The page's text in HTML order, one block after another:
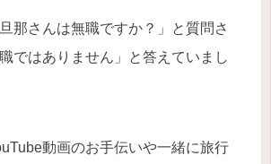
那さんは無職ですか？」と質問さ
ではありません」と答えていまし
動画のお手伝いや一緒に旅行